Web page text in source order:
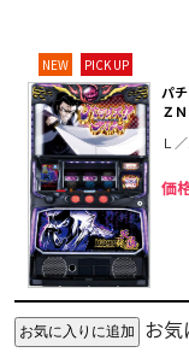
NEW PICK UP
パ
Ｚ
Ｌ
価
お